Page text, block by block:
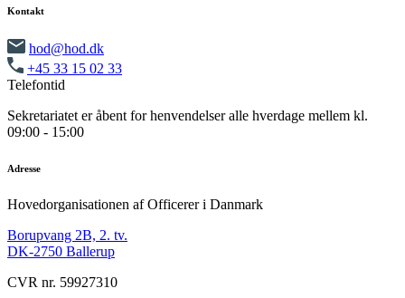
Kontakt
hod@hod.dk
+45 33 15 02 33
Telefontid
Sekretariatet er åbent for henvendelser alle hverdage mellem kl.
09:00 - 15:00
Adresse
Hovedorganisationen af Officerer i Danmark
Borupvang 2B, 2. tv.
DK-2750 Ballerup
CVR nr. 59927310